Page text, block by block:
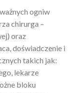
ogniw
chirurga –
oraz
doświadczenie i
takich jak:
lekarze
bloku